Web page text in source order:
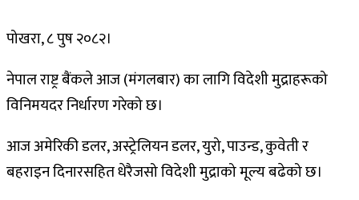
पोखरा, ८ पुष २०८२।
नेपाल राष्ट्र बैंकले आज (मंगलबार) का लागि विदेशी मुद्राहरूको
विनिमयदर निर्धारण गरेको छ।
आज अमेरिकी डलर, अस्ट्रेलियन डलर, युरो, पाउन्ड, कुवेती र
बहराइन दिनारसहित धेरैजसो विदेशी मुद्राको मूल्य बढेको छ।